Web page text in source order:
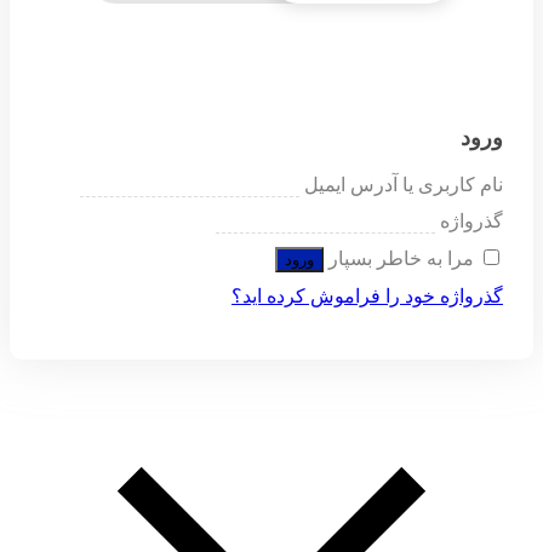
ورود
نام کاربری یا آدرس ایمیل
گذرواژه
مرا به خاطر بسپار
ورود
گذرواژه خود را فراموش کرده اید؟